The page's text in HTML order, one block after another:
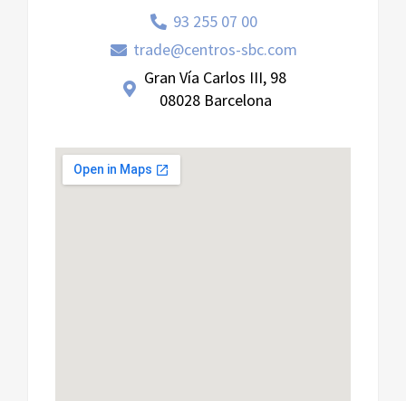
93 255 07 00
trade@centros-sbc.com
Gran Vía Carlos III, 98
08028 Barcelona